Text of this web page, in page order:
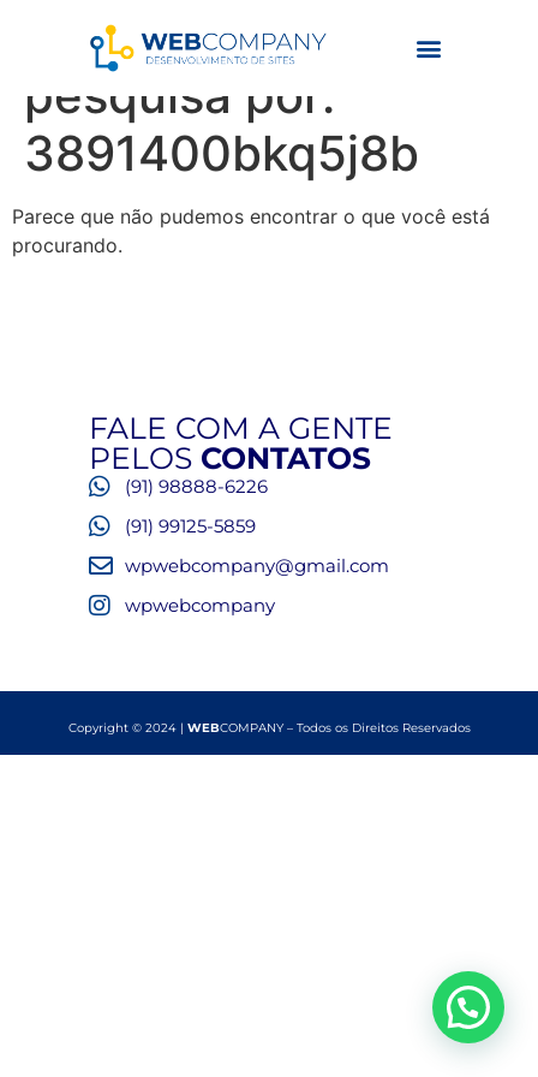
Resultados da
pesquisa por:
3891400bkq5j8b
Parece que não pudemos encontrar o que você está
procurando.
FALE COM A GENTE
PELOS CONTATOS
(91) 98888-6226
(91) 99125-5859
wpwebcompany@gmail.com
wpwebcompany
Copyright © 2024 | WEBCOMPANY – Todos os Direitos Reservados